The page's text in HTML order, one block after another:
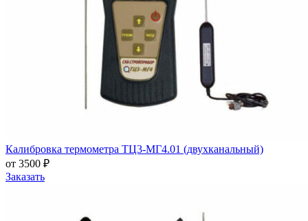
Калибровка термометра ТЦ3-МГ4.01 (двухканальный)
от 3500 ₽
Заказать